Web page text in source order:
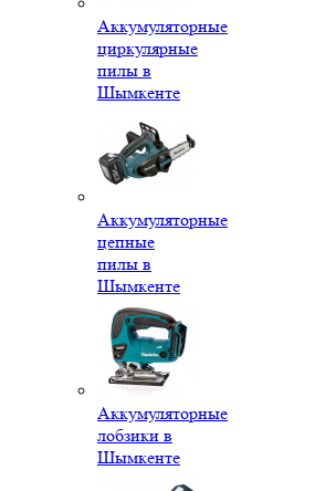
Аккумуляторные
циркулярные
пилы в
Шымкенте
Аккумуляторные
цепные
пилы в
Шымкенте
Аккумуляторные
лобзики в
Шымкенте